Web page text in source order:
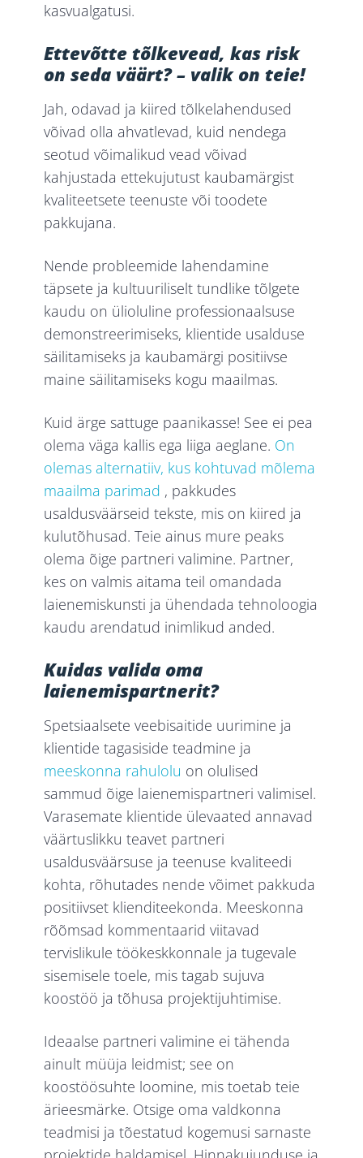
kasvualgatusi.
Ettevõtte tõlkevead, kas risk
on seda väärt? – valik on teie!
Jah, odavad ja kiired tõlkelahendused
võivad olla ahvatlevad, kuid nendega
seotud võimalikud vead võivad
kahjustada ettekujutust kaubamärgist
kvaliteetsete teenuste või toodete
pakkujana.
Nende probleemide lahendamine
täpsete ja kultuuriliselt tundlike tõlgete
kaudu on ülioluline professionaalsuse
demonstreerimiseks, klientide usalduse
säilitamiseks ja kaubamärgi positiivse
maine säilitamiseks kogu maailmas.
Kuid ärge sattuge paanikasse! See ei pea
olema väga kallis ega liiga aeglane. On
olemas alternatiiv, kus kohtuvad mõlema
maailma parimad , pakkudes
usaldusväärseid tekste, mis on kiired ja
kulutõhusad. Teie ainus mure peaks
olema õige partneri valimine. Partner,
kes on valmis aitama teil omandada
laienemiskunsti ja ühendada tehnoloogia
kaudu arendatud inimlikud anded.
Kuidas valida oma
laienemispartnerit?
Spetsiaalsete veebisaitide uurimine ja
klientide tagasiside teadmine ja
meeskonna rahulolu on olulised
sammud õige laienemispartneri valimisel.
Varasemate klientide ülevaated annavad
väärtuslikku teavet partneri
usaldusväärsuse ja teenuse kvaliteedi
kohta, rõhutades nende võimet pakkuda
positiivset klienditeekonda. Meeskonna
rõõmsad kommentaarid viitavad
tervislikule töökeskkonnale ja tugevale
sisemisele toele, mis tagab sujuva
koostöö ja tõhusa projektijuhtimise.
Ideaalse partneri valimine ei tähenda
ainult müüja leidmist; see on
koostöösuhte loomine, mis toetab teie
ärieesmärke. Otsige oma valdkonna
teadmisi ja tõestatud kogemusi sarnaste